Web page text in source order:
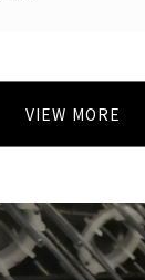
VIEW MORE